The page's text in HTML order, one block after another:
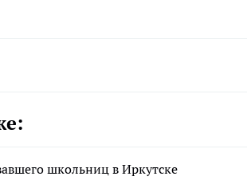
школьниц в Иркутске